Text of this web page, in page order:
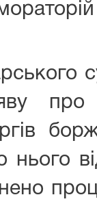
про
нього